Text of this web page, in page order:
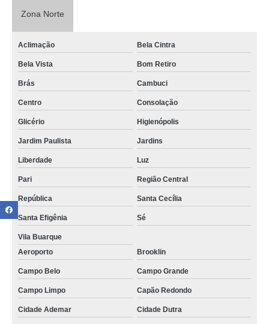
Zona Norte
Aclimação Bela Cintra
Bela Vista Bom Retiro
Brás Cambuci
Centro Consolação
Glicério Higienópolis
Jardim Paulista Jardins
Liberdade Luz
Pari Região Central
República Santa Cecília
Santa Efigênia Sé
Vila Buarque
Aeroporto
Brooklin
Campo Belo Campo Grande
Campo Limpo Capão Redondo
Cidade Ademar Cidade Dutra